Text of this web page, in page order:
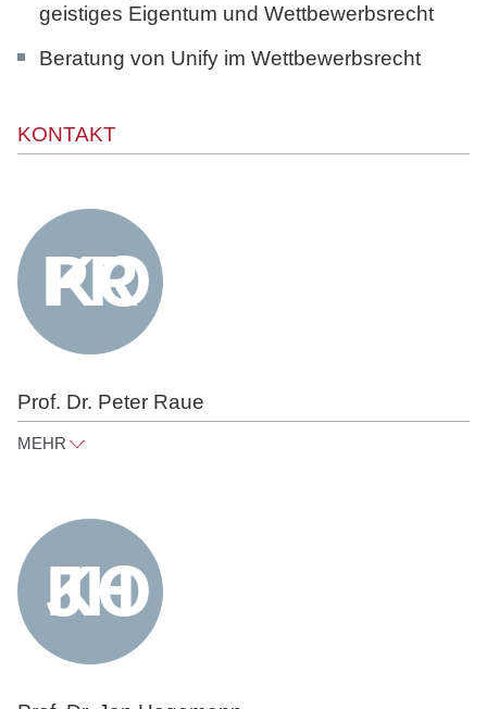
geistiges Eigentum und Wettbewerbsrecht
Beratung von Unify im Wettbewerbsrecht
KONTAKT
Prof. Dr. Peter Raue
MEHR
Tel +49 30 818 550 305